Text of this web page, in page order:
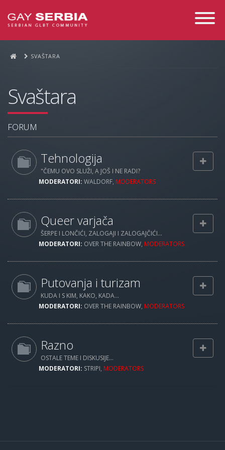
Toggle
SVAŠTARA
Svaštara
FORUM
Tehnologija
"ČEMU OVO SLUŽI, A JOŠ I NE RADI?
MODERATORI: WALDORF, MODERATORS
Queer varjača
ŠERPE I LONČIĆI, ZALOGAJI I ZALOGAJČIĆI...
MODERATORI: OVER THE RAINBOW, MODERATORS
Putovanja i turizam
KUDA I S KIM, KAKO, KADA...
MODERATORI: OVER THE RAINBOW, MODERATORS
Razno
OSTALE TEME I DISKUSIJE...
MODERATORI: STRIPI, MODERATORS